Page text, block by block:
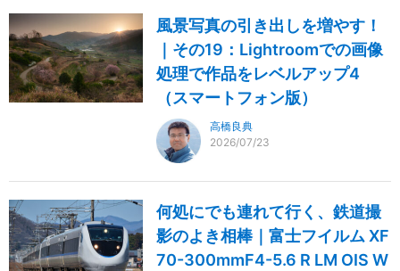
風景写真の引き出しを増やす！
｜その19：Lightroomでの画像
処理で作品をレベルアップ4
（スマートフォン版）
高橋良典
2026/07/23
何処にでも連れて行く、鉄道撮
影のよき相棒｜富士フイルム XF
70-300mmF4-5.6 R LM OIS W